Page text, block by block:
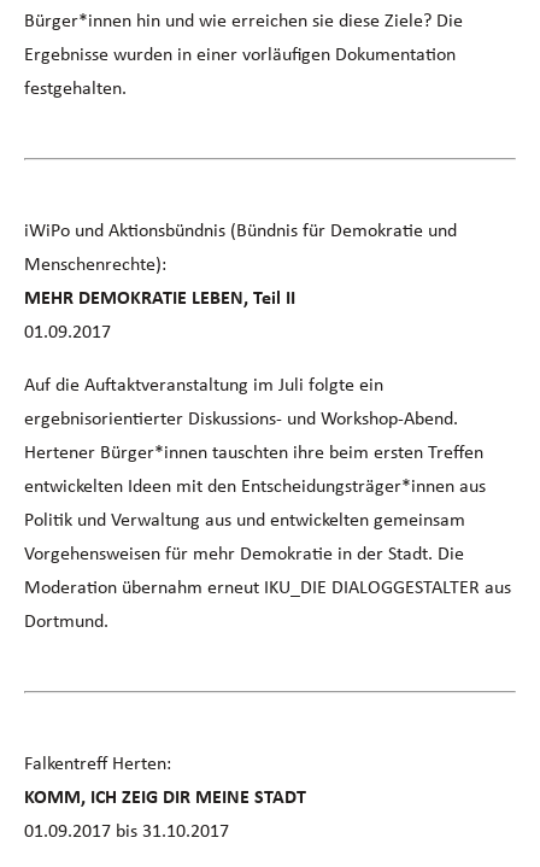
Bürger*innen hin und wie erreichen sie diese Ziele? Die
Ergebnisse wurden in einer vorläufigen Dokumentation
festgehalten.
iWiPo und Aktionsbündnis (Bündnis für Demokratie und
Menschenrechte):
MEHR DEMOKRATIE LEBEN, Teil II
01.09.2017
Auf die Auftaktveranstaltung im Juli folgte ein
ergebnisorientierter Diskussions- und Workshop-Abend.
Hertener Bürger*innen tauschten ihre beim ersten Treffen
entwickelten Ideen mit den Entscheidungsträger*innen aus
Politik und Verwaltung aus und entwickelten gemeinsam
Vorgehensweisen für mehr Demokratie in der Stadt. Die
Moderation übernahm erneut IKU_DIE DIALOGGESTALTER aus
Dortmund.
Falkentreff Herten:
KOMM, ICH ZEIG DIR MEINE STADT
01.09.2017 bis 31.10.2017